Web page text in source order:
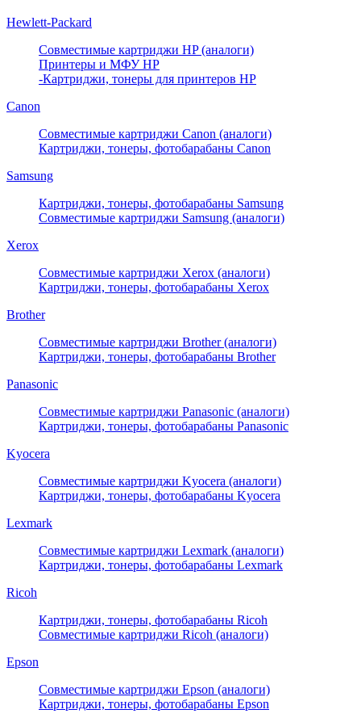
Hewlett-Packard
Совместимые картриджи HP (аналоги)
Принтеры и МФУ HP
-Картриджи, тонеры для принтеров HP
Canon
Совместимые картриджи Canon (аналоги)
Картриджи, тонеры, фотобарабаны Canon
Samsung
Картриджи, тонеры, фотобарабаны Samsung
Совместимые картриджи Samsung (аналоги)
Xerox
Совместимые картриджи Xerox (аналоги)
Картриджи, тонеры, фотобарабаны Xerox
Brother
Совместимые картриджи Brother (аналоги)
Картриджи, тонеры, фотобарабаны Brother
Panasonic
Совместимые картриджи Panasonic (аналоги)
Картриджи, тонеры, фотобарабаны Panasonic
Kyocera
Совместимые картриджи Kyocera (аналоги)
Картриджи, тонеры, фотобарабаны Kyocera
Lexmark
Совместимые картриджи Lexmark (аналоги)
Картриджи, тонеры, фотобарабаны Lexmark
Ricoh
Картриджи, тонеры, фотобарабаны Ricoh
Совместимые картриджи Ricoh (аналоги)
Epson
Совместимые картриджи Epson (аналоги)
Картриджи, тонеры, фотобарабаны Epson